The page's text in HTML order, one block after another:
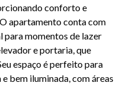
conforto e
apartamento conta com
para momentos de lazer
e portaria, que
espaço é perfeito para
bem iluminada, com áreas